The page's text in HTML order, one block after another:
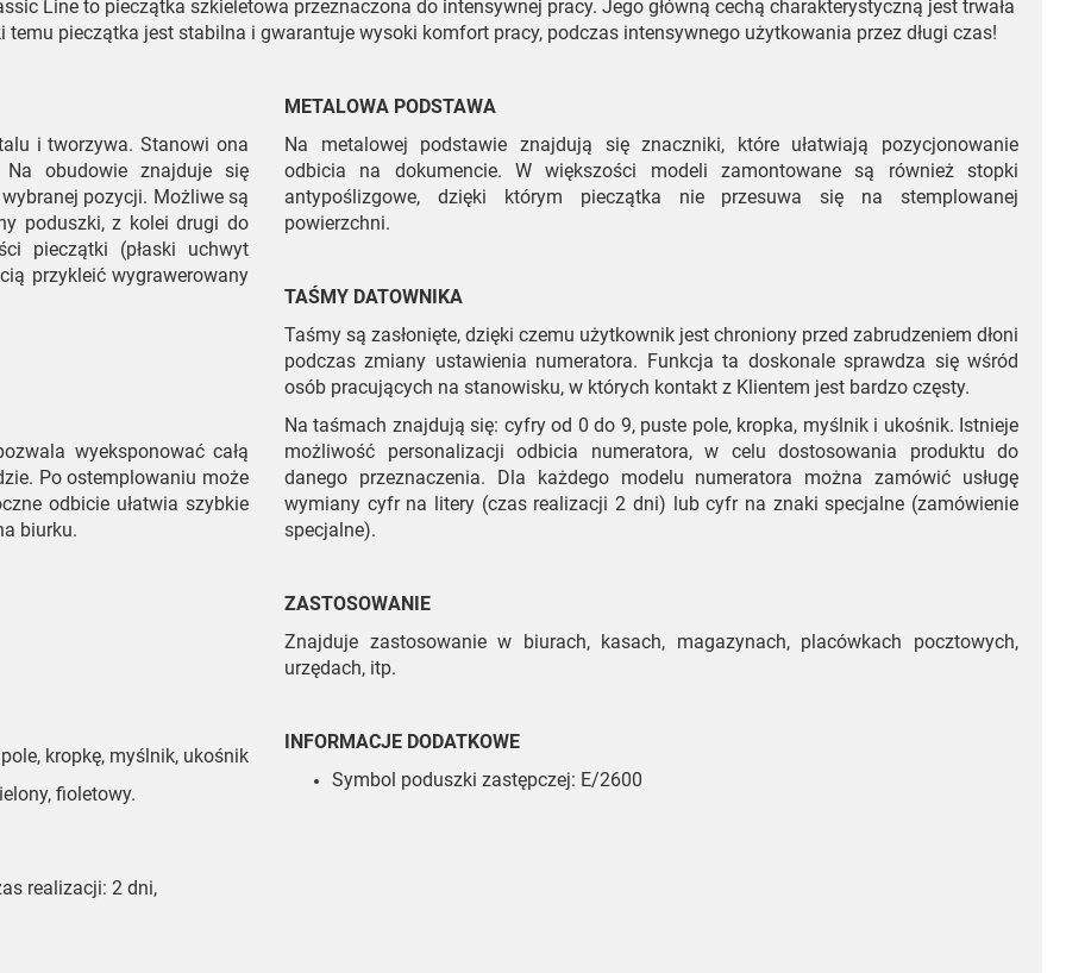
Line to pieczątka szkieletowa przeznaczona do intensywnej pracy. Jego główną cechą charakterystyczną jest trwała
pieczątka jest stabilna i gwarantuje wysoki komfort pracy, podczas intensywnego użytkowania przez długi czas!
i tworzywa. Stanowi ona
Na obudowie znajduje się
pozycji. Możliwe są
poduszki, z kolei drugi do
pieczątki (płaski uchwyt
przykleić wygrawerowany
wyeksponować całą
Po ostemplowaniu może
odbicie ułatwia szybkie
biurku.
kropkę, myślnik, ukośnik
fioletowy.
realizacji: 2 dni,
METALOWA PODSTAWA
Na metalowej podstawie znajdują się znaczniki, które ułatwiają pozycjonowanie
odbicia na dokumencie. W większości modeli zamontowane są również stopki
antypoślizgowe, dzięki którym pieczątka nie przesuwa się na stemplowanej
powierzchni.
TAŚMY DATOWNIKA
Taśmy są zasłonięte, dzięki czemu użytkownik jest chroniony przed zabrudzeniem dłoni
podczas zmiany ustawienia numeratora. Funkcja ta doskonale sprawdza się wśród
osób pracujących na stanowisku, w których kontakt z Klientem jest bardzo częsty.
Na taśmach znajdują się: cyfry od 0 do 9, puste pole, kropka, myślnik i ukośnik. Istnieje
możliwość personalizacji odbicia numeratora, w celu dostosowania produktu do
danego przeznaczenia. Dla każdego modelu numeratora można zamówić usługę
wymiany cyfr na litery (czas realizacji 2 dni) lub cyfr na znaki specjalne (zamówienie
specjalne).
ZASTOSOWANIE
Znajduje zastosowanie w biurach, kasach, magazynach, placówkach pocztowych,
urzędach, itp.
INFORMACJE DODATKOWE
Symbol poduszki zastępczej: E/2600